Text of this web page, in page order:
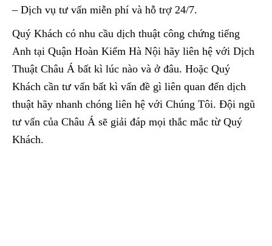
– Dịch vụ tư vấn miễn phí và hỗ trợ 24/7.
Quý Khách có nhu cầu dịch thuật công chứng tiếng
Anh tại Quận Hoàn Kiếm Hà Nội hãy liên hệ với Dịch
Thuật Châu Á bất kì lúc nào và ở đâu. Hoặc Quý
Khách cần tư vấn bất kì vấn đề gì liên quan đến dịch
thuật hãy nhanh chóng liên hệ với Chúng Tôi. Đội ngũ
tư vấn của Châu Á sẽ giải đáp mọi thắc mắc từ Quý
Khách.